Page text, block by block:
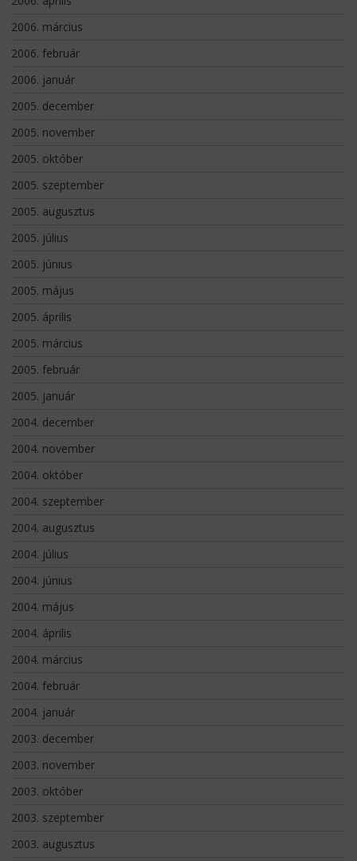
2006. március
2006. február
2006. január
2005. december
2005. november
2005. október
2005. szeptember
2005. augusztus
2005. július
2005. június
2005. május
2005. április
2005. március
2005. február
2005. január
2004. december
2004. november
2004. október
2004. szeptember
2004. augusztus
2004. július
2004. június
2004. május
2004. április
2004. március
2004. február
2004. január
2003. december
2003. november
2003. október
2003. szeptember
2003. augusztus